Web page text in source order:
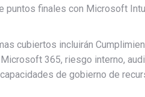
puntos finales con Microsoft
cubiertos incluirán
365, riesgo interno,
de gobierno de